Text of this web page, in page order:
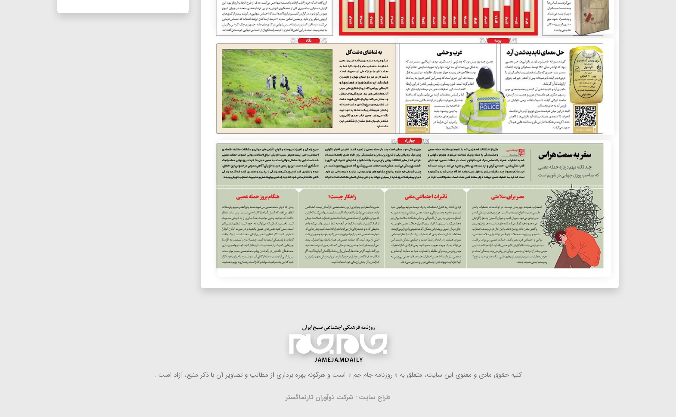
كلیه حقوق مادی و معنوی این سایت، متعلق به « روزنامه جام جم » است و هرگونه بهره ‌برداری از مطالب و تصاویر آن با ذكر منبع، آزاد است .
طراح سایت : شرکت نوآوران تارنماگستر